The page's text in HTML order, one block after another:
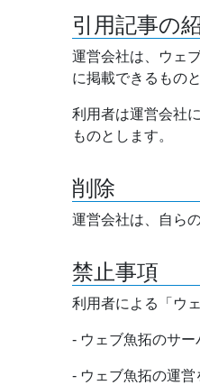
引用記事の
運営会社は、ウェ
に掲載できるもの
利用者は運営会社
ものとします。
削除
運営会社は、自ら
禁止事項
利用者による「ウ
- ウェブ魚拓のサ
- ウェブ魚拓の運